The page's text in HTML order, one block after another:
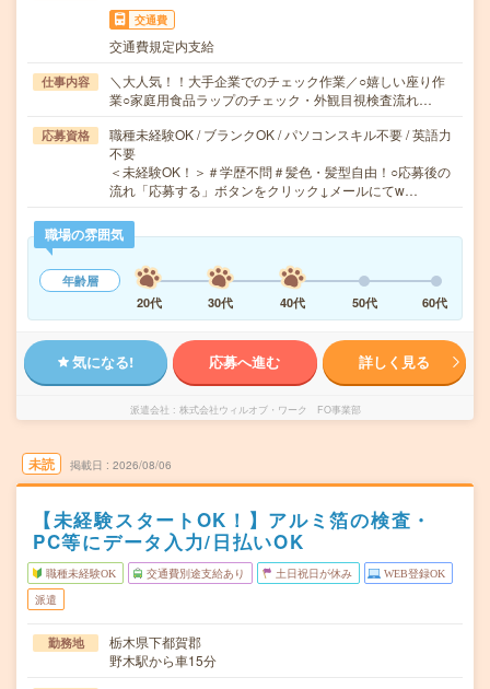
交通費
交通費規定内支給
仕事内容
＼大人気！！大手企業でのチェック作業／○嬉しい座り作
業○家庭用食品ラップのチェック・外観目視検査流れ…
応募資格
職種未経験OK / ブランクOK / パソコンスキル不要 / 英語力
不要
＜未経験OK！＞＃学歴不問＃髪色・髪型自由！○応募後の
流れ「応募する」ボタンをクリック↓メールにてw…
職場の雰囲気
年齢層
20代
30代 40代 50代 60代
気になる! 応募へ進む 詳しく見る
派遣会社 株式会社ウィルオブ・ワーク FO事業部
未読 掲載日 2026/08/06
【未経験スタートOK！】アルミ箔の検査・
PC等にデータ入力/日払いOK
職種未経験OK 交通費別途支給あり 土日祝日が休み WEB登録OK
派遣
勤務地
栃木県下都賀郡
野木駅から車15分